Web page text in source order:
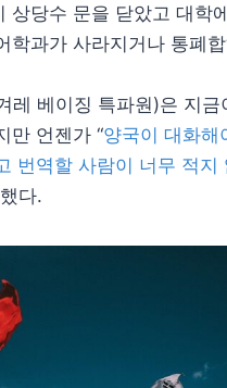
상당수 문을 닫았고 대학
학과가 사라지거나 통폐
레 베이징 특파원)은 지금
만 언젠가 “양국이 대화해
번역할 사람이 너무 적지
다.